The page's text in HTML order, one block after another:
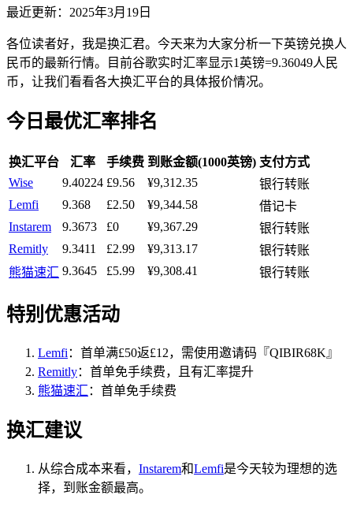
最近更新： 2025年3月19日
各位读者好，我是换汇君。今天来为大家分析一下英镑兑换人
民币的最新行情。目前谷歌实时汇率显示1英镑=9.36049人民
币，让我们看看各大换汇平台的具体报价情况。
今日最优汇率排名
换汇平台 汇率 手续费 到账金额(1000英镑) 支付方式
Wise
9.40224 £9.56 ¥9,312.35
银行转账
Lemfi
9.368 £2.50 ¥9,344.58
借记卡
Instarem
9.3673 £0 ¥9,367.29
银行转账
Remitly
9.3411 £2.99 ¥9,313.17
银行转账
熊猫速汇 9.3645 £5.99 ¥9,308.41 银行转账
特别优惠活动
Lemfi ：首单满£50返£12，需使用邀请码『QIBIR68K』
Remitly：首单免手续费，且有汇率提升
熊猫速汇 ：首单免手续费
换汇建议
从综合成本来看， Instarem和Lemfi是今天较为理想的选
择，到账金额最高。